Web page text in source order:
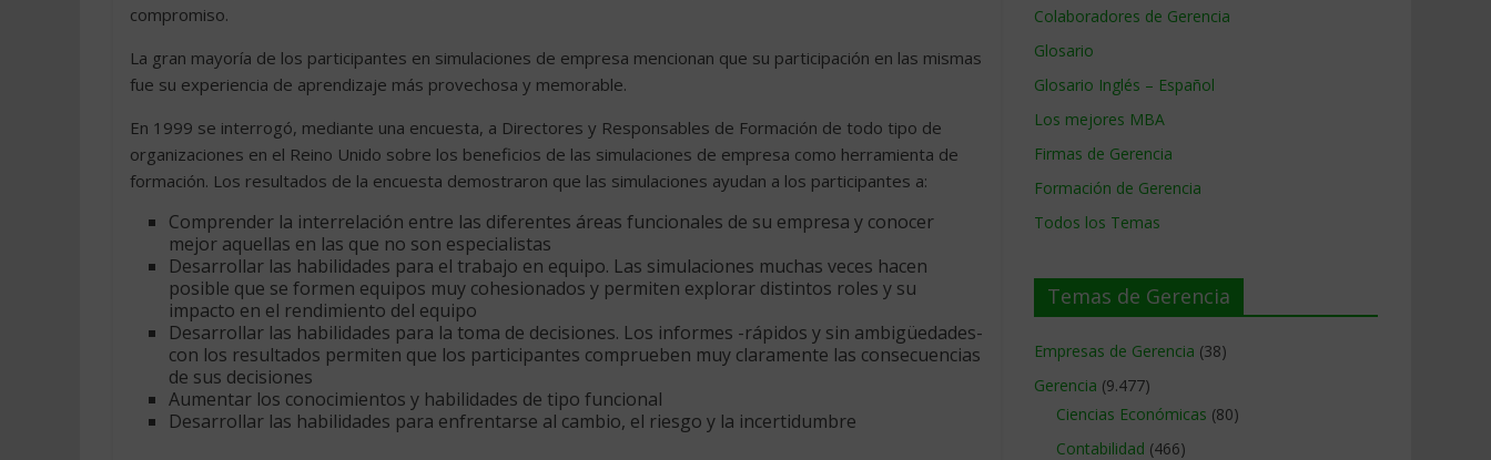
compromiso.
La gran mayoría de los participantes en simulaciones de empresa mencionan que su participación en las mismas
fue su experiencia de aprendizaje más provechosa y memorable.
En 1999 se interrogó, mediante una encuesta, a Directores y Responsables de Formación de todo tipo de
organizaciones en el Reino Unido sobre los beneficios de las simulaciones de empresa como herramienta de
formación. Los resultados de la encuesta demostraron que las simulaciones ayudan a los participantes a:
Comprender la interrelación entre las diferentes áreas funcionales de su empresa y conocer
mejor aquellas en las que no son especialistas
Desarrollar las habilidades para el trabajo en equipo. Las simulaciones muchas veces hacen
posible que se formen equipos muy cohesionados y permiten explorar distintos roles y su
impacto en el rendimiento del equipo
Desarrollar las habilidades para la toma de decisiones. Los informes -rápidos y sin ambigüedades-
con los resultados permiten que los participantes comprueben muy claramente las consecuencias
de sus decisiones
Aumentar los conocimientos y habilidades de tipo funcional
Desarrollar las habilidades para enfrentarse al cambio, el riesgo y la incertidumbre
Colaboradores de Gerencia
Glosario
Glosario Inglés – Español
Los mejores MBA
Firmas de Gerencia
Formación de Gerencia
Todos los Temas
Temas de Gerencia
Empresas de Gerencia (38)
Gerencia (9.477)
Ciencias Económicas (80)
Contabilidad (466)